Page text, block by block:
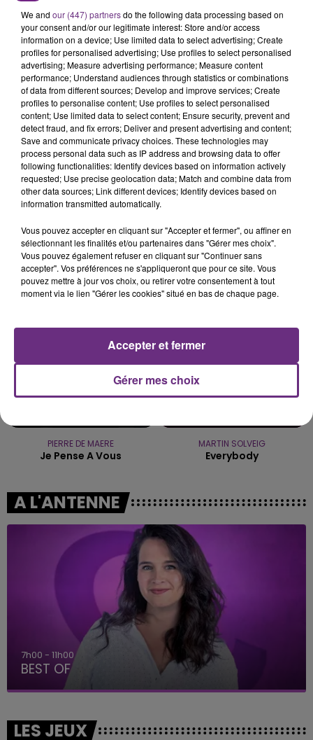
SES PORTES
C'était l'une des institutions du centre-ville
rémois. Le magasin JouéClub est contraint de
fermer ses portes.
TITRES DIFFUSÉS
3h40
3h40
ED SHEERAN
Shape Of You
3h37
3h37
TEMPER CITY
Self Aware
3h34
3h34
PIERRE DE MAERE
Je Pense A Vous
3h30
3h30
MARTIN SOLVEIG
Everybody
A L'ANTENNE
7h00 - 11h00
BEST OF
LES JEUX
We and our (447) partnersdo the following data processing based on
your consent and/or our legitimate interest: Store and/or access
information on a device; Use limited data to select advertising; Create
profiles for personalised advertising; Use profiles to select personalised
advertising; Measure advertising performance; Measure content
performance; Understand audiences through statistics or combinations
of data from different sources; Develop and improve services; Create
profiles to personalise content; Use profiles to select personalised
content; Use limited data to select content; Ensure security, prevent and
detect fraud, and fix errors; Deliver and present advertising and content;
Save and communicate privacy choices. These technologies may
process personal data such as IP address and browsing data to offer
following functionalities: Identify devices based on information actively
requested; Use precise geolocation data; Match and combine data from
other data sources; Link different devices; Identify devices based on
information transmitted automatically.
Vous pouvez accepter en cliquant sur "Accepter et fermer", ou affiner en
sélectionnant les finalités et/ou partenaires dans "Gérer mes choix".
Vous pouvez également refuser en cliquant sur "Continuer sans
accepter". Vos préférences ne s'appliqueront que pour ce site. Vous
pouvez mettre à jour vos choix, ou retirer votre consentement à tout
moment via le lien "Gérer les cookies" situé en bas de chaque page.
Gérer mes choix
Accepter et fermer